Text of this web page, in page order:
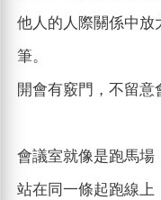
他人的人際關係中放
筆。
開會有竅門，不留意
會議室就像是跑馬場
站在同一條起跑線上